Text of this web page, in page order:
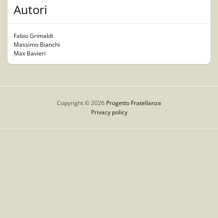
Autori
Fabio Grimaldi
Massimo Bianchi
Max Bavieri
Copyright © 2026 Progetto Fratellanza
Privacy policy